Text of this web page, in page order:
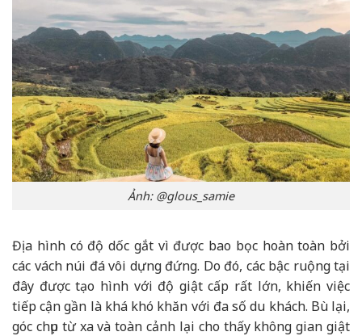
Ảnh: @glous_samie
Địa hình có độ dốc gắt vì được bao bọc hoàn toàn bởi
các vách núi đá vôi dựng đứng. Do đó, các bậc ruộng tại
đây được tạo hình với độ giật cấp rất lớn, khiến việc
tiếp cận gần là khá khó khăn với đa số du khách. Bù lại,
góc chụp từ xa và toàn cảnh lại cho thấy không gian giật